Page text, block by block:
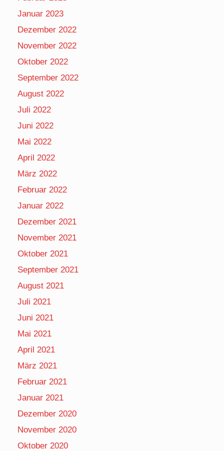
Januar 2023
Dezember 2022
November 2022
Oktober 2022
September 2022
August 2022
Juli 2022
Juni 2022
Mai 2022
April 2022
März 2022
Februar 2022
Januar 2022
Dezember 2021
November 2021
Oktober 2021
September 2021
August 2021
Juli 2021
Juni 2021
Mai 2021
April 2021
März 2021
Februar 2021
Januar 2021
Dezember 2020
November 2020
Oktober 2020